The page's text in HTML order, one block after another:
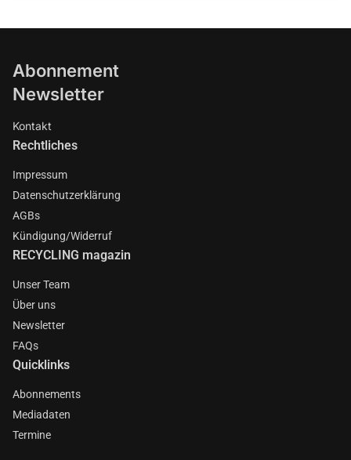
Abonnement
Newsletter
Kontakt
Rechtliches
Impressum
Datenschutzerklärung
AGBs
Kündigung/Widerruf
RECYCLING magazin
Unser Team
Über uns
Newsletter
FAQs
Quicklinks
Abonnements
Mediadaten
Termine